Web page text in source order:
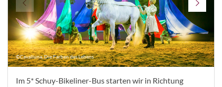
©Cavalluna, Die Farben des Lebens
Im 5* Schuy-Bikeliner-Bus starten wir in Richtung